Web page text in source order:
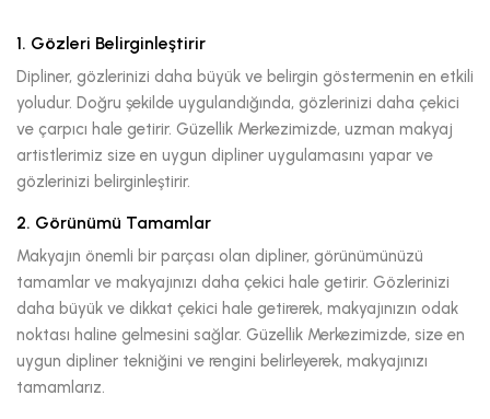
1. Gözleri Belirginleştirir
Dipliner, gözlerinizi daha büyük ve belirgin göstermenin en etkili
yoludur. Doğru şekilde uygulandığında, gözlerinizi daha çekici
ve çarpıcı hale getirir. Güzellik Merkezimizde, uzman makyaj
artistlerimiz size en uygun dipliner uygulamasını yapar ve
gözlerinizi belirginleştirir.
2. Görünümü Tamamlar
Makyajın önemli bir parçası olan dipliner, görünümünüzü
tamamlar ve makyajınızı daha çekici hale getirir. Gözlerinizi
daha büyük ve dikkat çekici hale getirerek, makyajınızın odak
noktası haline gelmesini sağlar. Güzellik Merkezimizde, size en
uygun dipliner tekniğini ve rengini belirleyerek, makyajınızı
tamamlarız.